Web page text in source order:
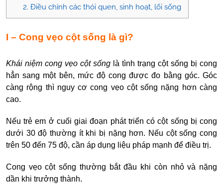
2. Điều chỉnh các thói quen, sinh hoạt, lối sống
I – Cong vẹo cột sống là gì?
Khái niệm cong vẹo cột sống là tình trạng cột sống bị cong
hẳn sang một bên, mức độ cong được đo bằng góc. Góc
càng rộng thì nguy cơ cong vẹo cột sống nặng hơn càng
cao.
Nếu trẻ em ở cuối giai đoạn phát triển có cột sống bị cong
dưới 30 độ thường ít khi bị nặng hơn. Nếu cột sống cong
trên 50 đến 75 độ, cần áp dụng liệu pháp mạnh để điều trị.
Cong vẹo cột sống thường bắt đầu khi còn nhỏ và nặng
dần khi trưởng thành.